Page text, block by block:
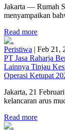
Jakarta — Rumah
menyampaikan
Read more
Peristiwa | Feb 21,
PT Jasa Raharja
Lainnya Tinjau
Operasi Ketupat
Jakarta, 21
kelancaran arus
Read more